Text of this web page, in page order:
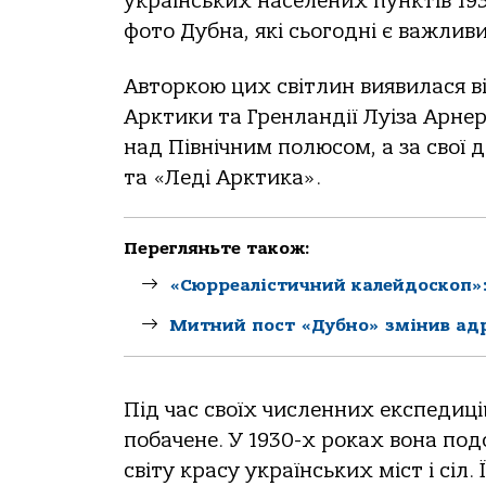
фото Дубна, які сьогодні є
Авторкою цих світлин виявилася
Арктики та Гренландії Луіза
над Північним полюсом, а за свої
та «Леді Арктика».
Перегляньте також:
«Сюрреалістичний
Митний пост «Дубно» змінив
Під час своїх численних
побачене. У 1930-х роках вона
світу красу українських міст і